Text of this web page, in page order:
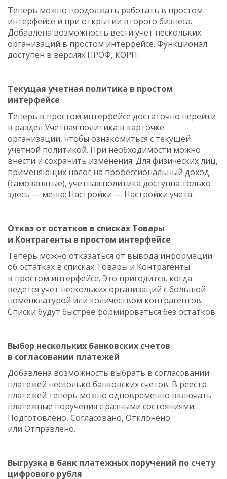
Теперь можно продолжать работать в простом
интерфейсе и при открытии второго бизнеса.
Добавлена возможность вести учет нескольких
организаций в простом интерфейсе. Функционал
доступен в версиях ПРОФ, КОРП.
Текущая учетная политика в простом
интерфейсе
Теперь в простом интерфейсе достаточно перейти
в раздел Учетная политика в карточке
организации, чтобы ознакомиться с текущей
учетной политикой. При необходимости можно
внести и сохранить изменения. Для физических лиц,
применяющих налог на профессиональный доход
(самозанятые), учетная политика доступна только
здесь — меню: Настройки — Настройки учета.
Отказ от остатков в списках Товары
и Контрагенты в простом интерфейсе
Теперь можно отказаться от вывода информации
об остатках в списках Товары и Контрагенты
в простом интерфейсе. Это пригодится, когда
ведется учет нескольких организаций с большой
номенклатурой или количеством контрагентов.
Списки будут быстрее формироваться без остатков.
Выбор нескольких банковских счетов
в согласовании платежей
Добавлена возможность выбрать в согласовании
платежей несколько банковских счетов. В реестр
платежей теперь можно одновременно включать
платежные поручения с разными состояниями:
Подготовлено, Согласовано, Отклонено
или Отправлено.
Выгрузка в банк платежных поручений по счету
цифрового рубля